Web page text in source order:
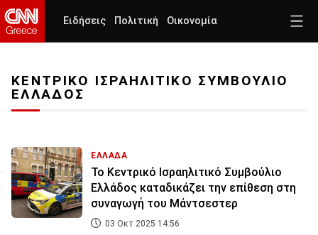
Ειδήσεις Πολιτική Οικονομία
ΚΕΝΤΡΙΚΟ ΙΣΡΑΗΛΙΤΙΚΟ ΣΥΜΒΟΥΛΙΟ
ΕΛΛΑΔΟΣ
ΕΛΛΑΔΑ
Το Κεντρικό Ισραηλιτικό Συμβούλιο
Ελλάδος καταδικάζει την επίθεση στη
συναγωγή του Μάντσεστερ
03 Οκτ 2025 14:56